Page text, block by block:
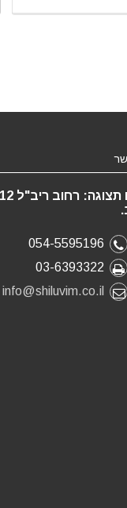
054-5595196
03-6393322
info@shiluvim.co.il